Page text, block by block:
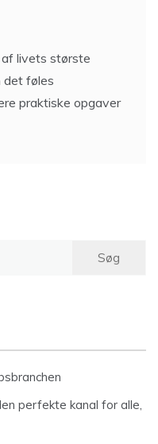
livets største
det føles
praktiske opgaver
perfekte kanal for alle,